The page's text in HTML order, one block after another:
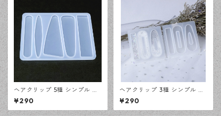
ヘアクリップ 5種 シンプル シ
リコンモールド レジン型 モー
ルド ハンドメイド 資材【en工
房】
¥290
ヘアクリップ 3種 シンプル シ
リコンモールド レジン型 モー
ルド ハンドメイド 資材【en工
房】
¥290